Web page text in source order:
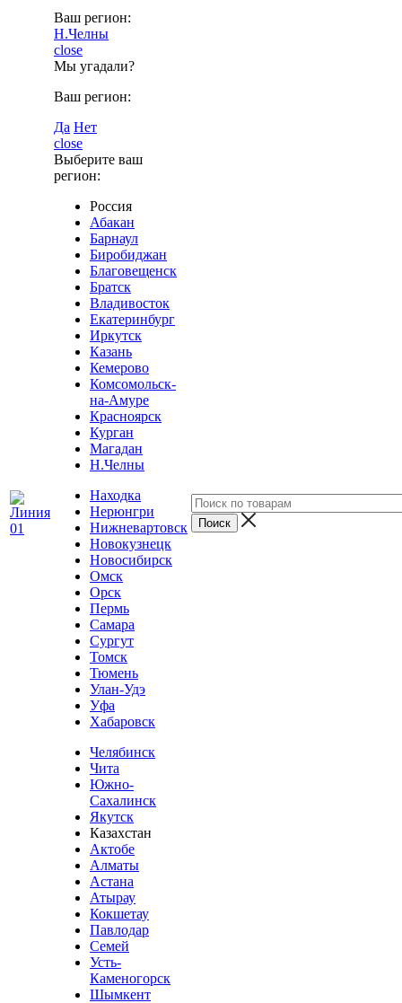
Ваш регион:
Н.Челны
close
Мы угадали?
Ваш регион:
Да Нет
close
Выберите ваш
регион:
Россия
Абакан
Барнаул
Биробиджан
Благовещенск
Братск
Владивосток
Екатеринбург
Иркутск
Казань
Кемерово
Комсомольск-
на-Амуре
Красноярск
Курган
Магадан
Н.Челны
Находка
Нерюнгри
Нижневартовск
Новокузнецк
Новосибирск
Омск
Орск
Пермь
Самара
Сургут
Томск
Тюмень
Улан-Удэ
Уфа
Хабаровск
Челябинск
Чита
Южно-
Сахалинск
Якутск
Казахстан
Актобе
Алматы
Астана
Атырау
Кокшетау
Павлодар
Семей
Усть-
Каменогорск
Шымкент